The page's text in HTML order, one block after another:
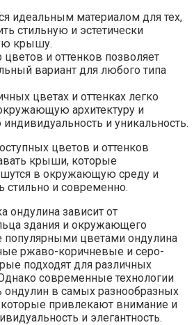
идеальным материалом для тех,
стильную и эстетически
крышу.
и оттенков позволяет
вариант для любого типа
цветах и оттенках легко
архитектуру и
и уникальность.
цветов и оттенков
крыши, которые
в окружающую среду и
стильно и современно.
ондулина зависит от
здания и окружающего
популярными цветами ондулина
ржаво-коричневые и серо-
подходят для различных
современные технологии
ондулин в самых разнообразных
привлекают внимание и
и элегантность.